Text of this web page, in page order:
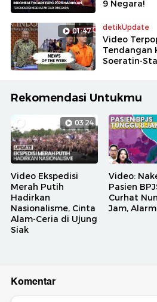
9 Negara!
01:47 detikUpdate
Video
Tendangan
Soeratin-
Rekomendasi Untukmu
03:24
Video Ekspedisi
Merah Putih
Hadirkan
Nasionalisme, Cinta
Alam-Ceria di Ujung
Siak
Video:
Pasien
Curhat
Jam,